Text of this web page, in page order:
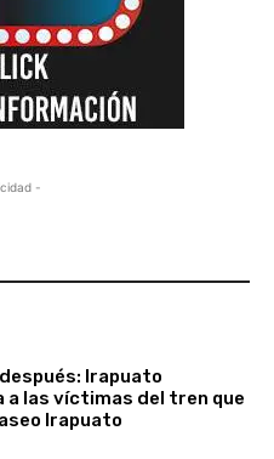
-
Irapuato
a las víctimas del tren que
Irapuato